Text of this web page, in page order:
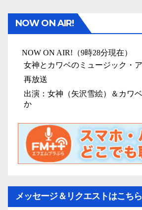
NOW ON AIR!
メッセージ＆リクエストはこちら